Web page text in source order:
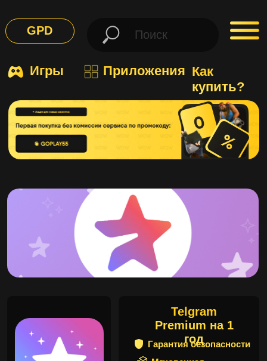
GPD
купить?
Telgram
Premium на 1
год
Гарантия безопасности
Мы помогаем приобрести донат во
все мобильные игры и приложения.
Выгодно, быстро и безопасно